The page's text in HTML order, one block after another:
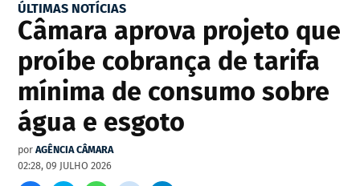
ÚLTIMAS NOTÍCIAS
Câmara aprova projeto que
proíbe cobrança de tarifa
mínima de consumo sobre
água e esgoto
por AGÊNCIA CÂMARA
02:28, 09 JULHO 2026